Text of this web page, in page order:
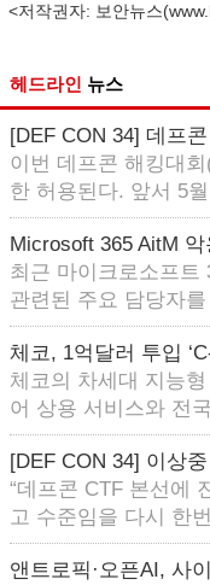
<저작권자: 보안뉴스(
헤드라인 뉴스
[DEF CON 34] 데프
이번 데프콘 해킹대
한 허용된다. 앞서 5
Microsoft 365 AitM
최근 마이크로소프트
관련된 주요 담당자
체코, 1억달러 투입
체코의 차세대 지능
어 상용 서비스와 전
[DEF CON 34] 이상
“데프콘 CTF 본선에
고 수준임을 다시 한
앤트로픽·오픈AI, 사